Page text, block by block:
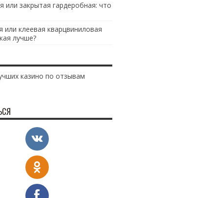
или закрытая гардеробная: что
или клеевая кварцвиниловая
лучше?
казино по отзывам